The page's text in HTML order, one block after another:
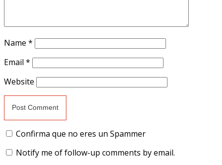
Name *
Email *
Website
Confirma que no eres un Spammer
Notify me of follow-up comments by email.